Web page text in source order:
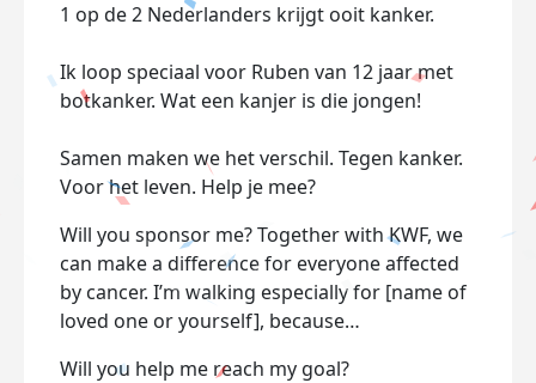
1 op de 2 Nederlanders krijgt ooit kanker.
Ik loop speciaal voor Ruben van 12 jaar met
botkanker. Wat een kanjer is die jongen!
Samen maken we het verschil. Tegen kanker.
Voor het leven. Help je mee?
Will you sponsor me? Together with KWF, we
can make a difference for everyone affected
by cancer. I’m walking especially for [name of
loved one or yourself], because…
Will you help me reach my goal?